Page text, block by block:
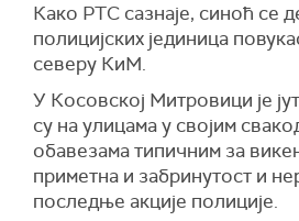
Како РТС сазнаје, синоћ се
полицијских јединица
северу КиМ.
У Косовској Митровици је
су на улицама у својим
обавезама типичним за
приметна и забринутост и
последње акције полиције.